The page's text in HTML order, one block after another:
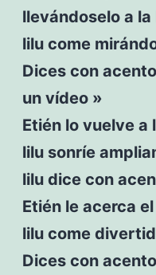
llevándoselo a
lilu come
Dices con
un vídeo »
Etién lo vuelve a
lilu sonríe
lilu dice con
Etién le acerca
lilu come
Dices con